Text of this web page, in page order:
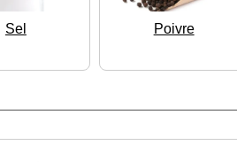
Sel Poivre